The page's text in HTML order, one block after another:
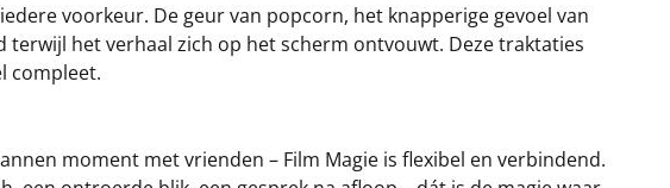
voorkeur. De geur van popcorn, het knapperige gevoel van
het verhaal zich op het scherm ontvouwt. Deze traktaties
compleet.
moment met vrienden – Film Magie is flexibel en verbindend.